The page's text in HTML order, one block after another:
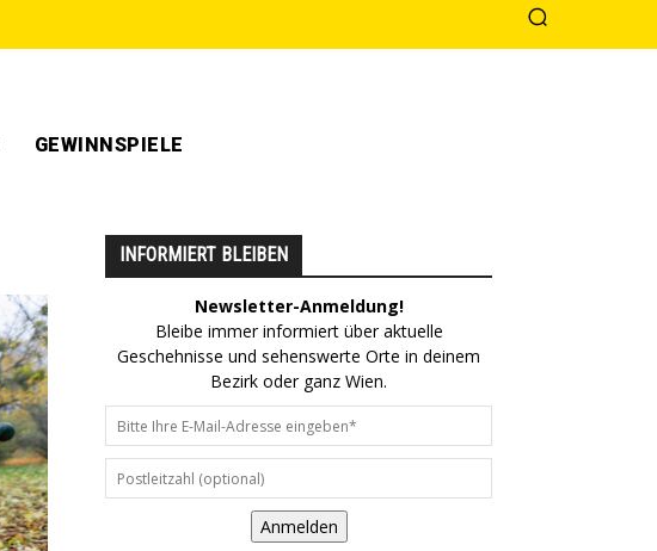
GEWINNSPIELE
INFORMIERT BLEIBEN
Newsletter-Anmeldung!
Bleibe immer informiert über aktuelle
Geschehnisse und sehenswerte Orte in deinem
Bezirk oder ganz Wien.
Anmelden